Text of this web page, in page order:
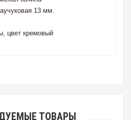
13 мм.
цвет кремовый
ТОВАРЫ